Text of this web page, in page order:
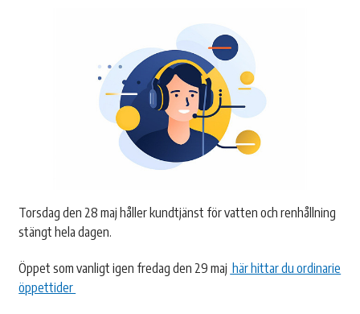
Torsdag den 28 maj håller kundtjänst för vatten och renhållning
stängt hela dagen.
Öppet som vanligt igen fredag den 29 maj här hittar du ordinarie
öppettider